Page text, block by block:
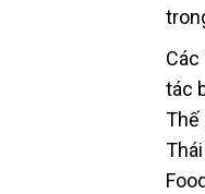
tác
Thế